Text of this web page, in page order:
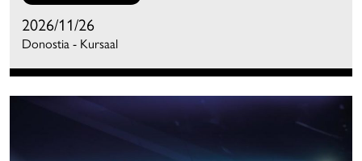
2026/11/26
Donostia - Kursaal